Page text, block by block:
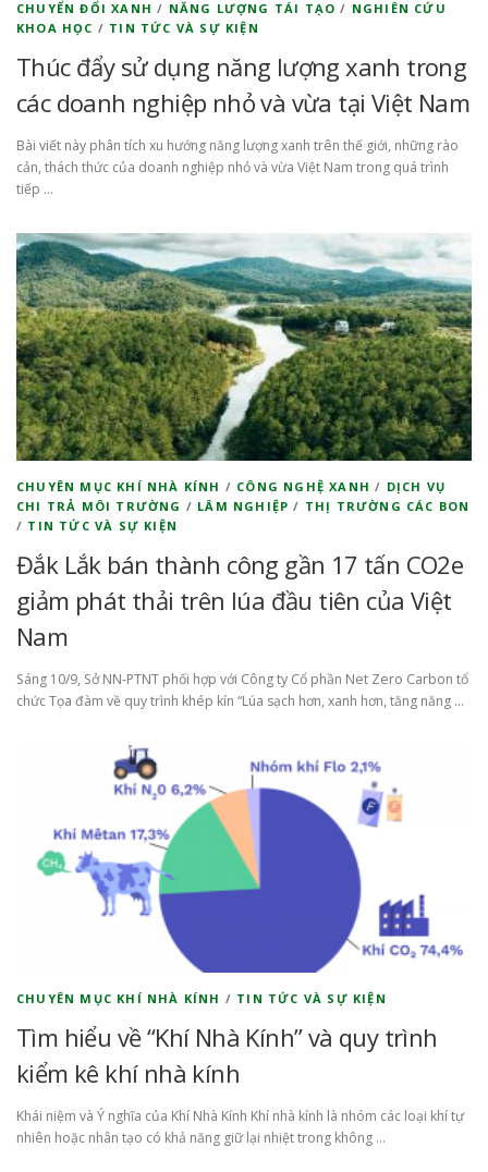
CHUYỂN ĐỔI XANH / NĂNG LƯỢNG TÁI TẠO / NGHIÊN CỨU
KHOA HỌC / TIN TỨC VÀ SỰ KIỆN
Thúc đẩy sử dụng năng lượng xanh trong
các doanh nghiệp nhỏ và vừa tại Việt Nam
Bài viết này phân tích xu hướng năng lượng xanh trên thế giới, những rào
cản, thách thức của doanh nghiệp nhỏ và vừa Việt Nam trong quá trình
tiếp …
CHUYÊN MỤC KHÍ NHÀ KÍNH / CÔNG NGHỆ XANH / DỊCH VỤ
CHI TRẢ MÔI TRƯỜNG / LÂM NGHIỆP / THỊ TRƯỜNG CÁC BON
/ TIN TỨC VÀ SỰ KIỆN
Đắk Lắk bán thành công gần 17 tấn CO2e
giảm phát thải trên lúa đầu tiên của Việt
Nam
Sáng 10/9, Sở NN-PTNT phối hợp với Công ty Cổ phần Net Zero Carbon tổ
chức Tọa đàm về quy trình khép kín “Lúa sạch hơn, xanh hơn, tăng năng …
CHUYÊN MỤC KHÍ NHÀ KÍNH / TIN TỨC VÀ SỰ KIỆN
Tìm hiểu về “Khí Nhà Kính” và quy trình
kiểm kê khí nhà kính
Khái niệm và Ý nghĩa của Khí Nhà Kính Khí nhà kính là nhóm các loại khí tự
nhiên hoặc nhân tạo có khả năng giữ lại nhiệt trong không …